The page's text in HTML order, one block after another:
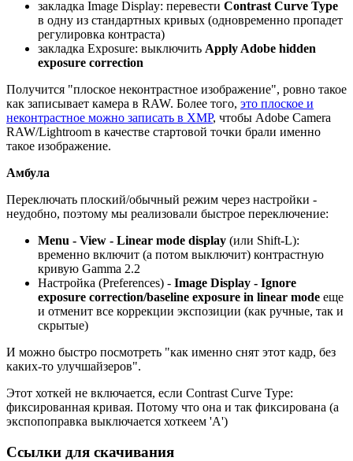
закладка Image Display: перевести Contrast Curve Type
в одну из стандартных кривых (одновременно пропадет
регулировка контраста)
закладка Exposure: выключить Apply Adobe hidden
exposure correction
Получится "плоское неконтрастное изображение", ровно такое
как записывает камера в RAW. Более того, это плоское и
неконтрастное можно записать в XMP, чтобы Adobe Camera
RAW/Lightroom в качестве стартовой точки брали именно
такое изображение.
Амбула
Переключать плоский/обычный режим через настройки -
неудобно, поэтому мы реализовали быстрое переключение:
Menu - View - Linear mode display (или Shift-L):
временно включит (а потом выключит) контрастную
кривую Gamma 2.2
Настройка (Preferences) - Image Display - Ignore
exposure correction/baseline exposure in linear mode еще
и отменит все коррекции экспозиции (как ручные, так и
скрытые)
И можно быстро посмотреть "как именно снят этот кадр, без
каких-то улучшайзеров".
Этот хоткей не включается, если Contrast Curve Type:
фиксированная кривая. Потому что она и так фиксирована (а
экспопоправка выключается хоткеем 'A')
Ссылки для скачивания